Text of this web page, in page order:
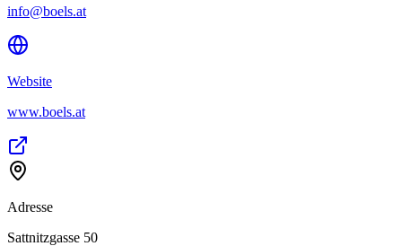
info@boels.at
Website
www.boels.at
Adresse
Sattnitzgasse 50